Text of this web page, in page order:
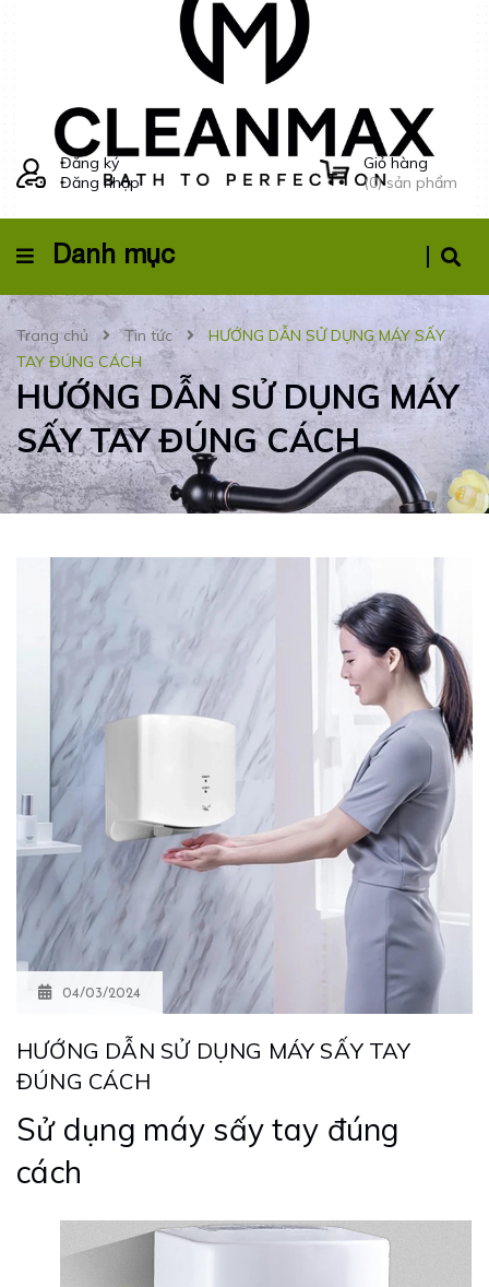
Đăng ký
Đăng nhập
Giỏ hàng
(0) sản phẩm
Danh mục
Trang chủ Tin tức
HƯỚNG DẪN SỬ DỤNG MÁY SẤY
TAY ĐÚNG CÁCH
HƯỚNG DẪN SỬ DỤNG MÁY
SẤY TAY ĐÚNG CÁCH
04/03/2024
HƯỚNG DẪN SỬ DỤNG MÁY SẤY TAY
ĐÚNG CÁCH
Sử dụng máy sấy tay đúng
cách